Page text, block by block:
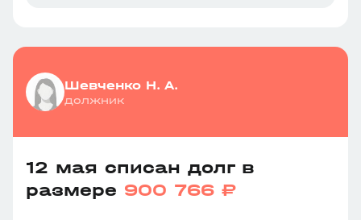
Шевченко Н. А.
должник
12 мая списан долг в
размере 900 766 ₽